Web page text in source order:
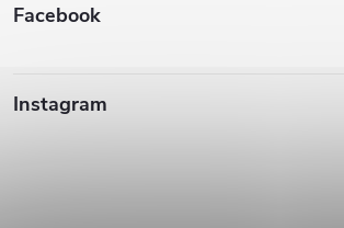
Facebook
Instagram